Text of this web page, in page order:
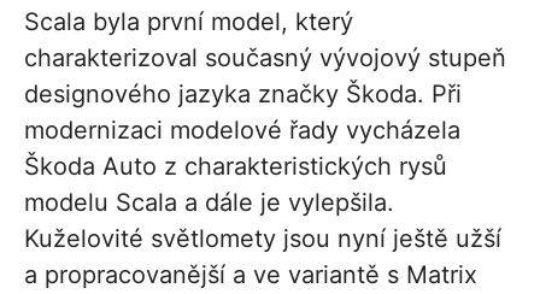
Scala byla první model, který
charakterizoval současný vývojový stupeň
designového jazyka značky Škoda. Při
modernizaci modelové řady vycházela
Škoda Auto z charakteristických rysů
modelu Scala a dále je vylepšila.
Kuželovité světlomety jsou nyní ještě užší
a propracovanější a ve variantě s Matrix